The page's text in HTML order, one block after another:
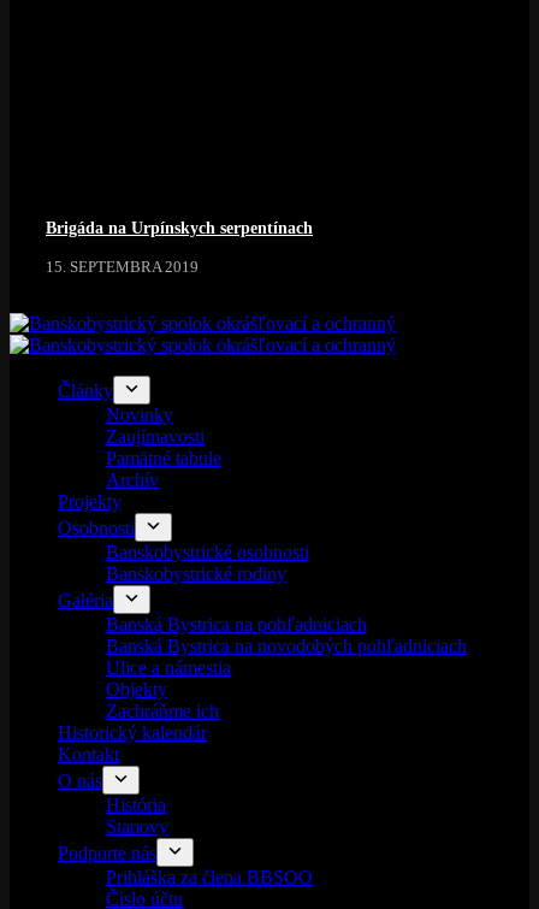
Brigáda na Urpínskych serpentínach
15. SEPTEMBRA 2019
Články
Novinky
Zaujímavosti
Pamätné tabule
Archív
Projekty
Osobnosti
Banskobystrické osobnosti
Banskobystrické rodiny
Galéria
Banská Bystrica na pohľadniciach
Banská Bystrica na novodobých pohľadniciach
Ulice a námestia
Objekty
Zachráňme ich
Historický kalendár
Kontakt
O nás
História
Stanovy
Podporte nás
Prihláška za člena BBSOO
Číslo účtu